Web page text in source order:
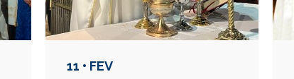
11 • FEV